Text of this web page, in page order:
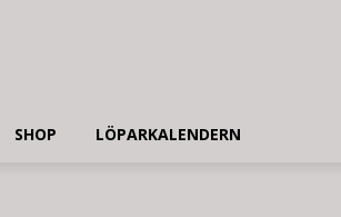
SHOP LÖPARKALENDERN